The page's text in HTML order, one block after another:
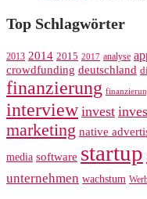
Top Schlagwörter
2013 2014 2015 2017 analyse
crowdfunding deutschland
finanzierung
interview invest
marketing native
media software startup
unternehmen wachstum